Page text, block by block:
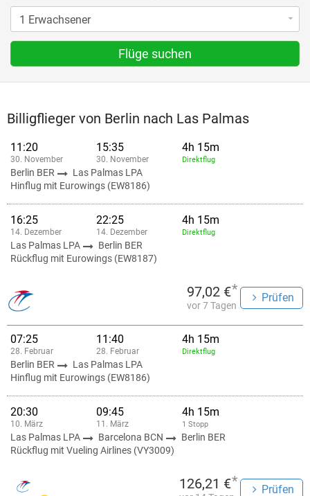
Flüge suchen
Billigflieger von Berlin nach Las Palmas
11:20
30. November
15:35
30. November
4h 15m
Direktflug
Berlin BER
Las Palmas LPA
Hinflug mit Eurowings (EW8186)
16:25
14. Dezember
22:25
14. Dezember
4h 15m
Direktflug
Las Palmas LPA
Berlin BER
Rückflug mit Eurowings (EW8187)
97,02 €*
vor 7 Tagen
Prüfen
07:25
28. Februar
11:40
28. Februar
4h 15m
Direktflug
Berlin BER
Las Palmas LPA
Hinflug mit Eurowings (EW8186)
20:30
10. März
09:45
11. März
4h 15m
1 Stopp
Las Palmas LPA Barcelona BCN
Berlin BER
Rückflug mit Vueling Airlines (VY3009)
126,21 €*
Prüfen